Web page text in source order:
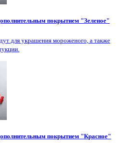
покрытием "Зеленое"
для украшения мороженого, а также
покрытием "Красное"